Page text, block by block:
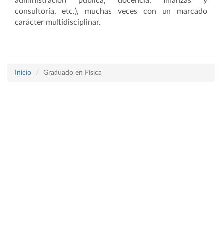
consultoría, etc.), muchas veces con un marcado
carácter multidisciplinar.
Inicio Graduado en Física